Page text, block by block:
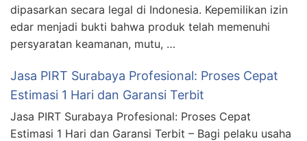
dipasarkan secara legal di Indonesia. Kepemilikan izin
edar menjadi bukti bahwa produk telah memenuhi
persyaratan keamanan, mutu, …
Jasa PIRT Surabaya Profesional: Proses Cepat
Estimasi 1 Hari dan Garansi Terbit
Jasa PIRT Surabaya Profesional: Proses Cepat
Estimasi 1 Hari dan Garansi Terbit – Bagi pelaku usaha